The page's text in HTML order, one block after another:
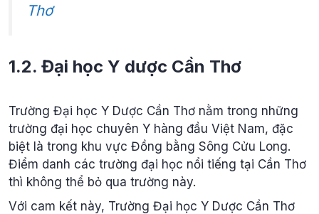
Thơ
1.2. Đại học Y dược Cần Thơ
Trường Đại học Y Dược Cần Thơ nằm trong những
trường đại học chuyên Y hàng đầu Việt Nam, đặc
biệt là trong khu vực Đồng bằng Sông Cửu Long.
Điểm danh các trường đại học nổi tiếng tại Cần Thơ
thì không thể bỏ qua trường này.
Với cam kết này, Trường Đại học Y Dược Cần Thơ